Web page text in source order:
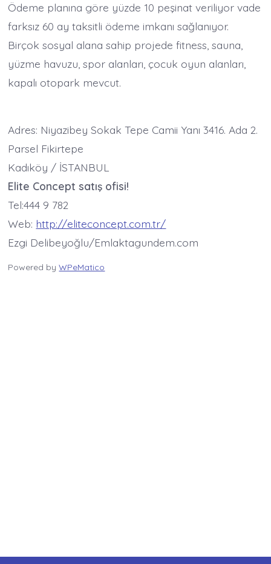
Ödeme planına göre yüzde 10 peşinat veriliyor vade
farksız 60 ay taksitli ödeme imkanı sağlanıyor.
Birçok sosyal alana sahip projede fitness, sauna,
yüzme havuzu, spor alanları, çocuk oyun alanları,
kapalı otopark mevcut.
Adres: Niyazibey Sokak Tepe Camii Yanı 3416. Ada 2.
Parsel Fikirtepe
Kadıköy / İSTANBUL
Elite Concept satış ofisi!
Tel:444 9 782
Web: http://eliteconcept.com.tr/
Ezgi Delibeyoğlu/Emlaktagundem.com
Powered byWPeMatico